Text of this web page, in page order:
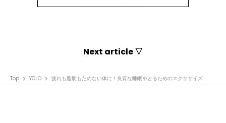
Next article ▽
Top YOLO 疲れも脂肪もためない体に！良質な睡眠をとるためのエクササイズ